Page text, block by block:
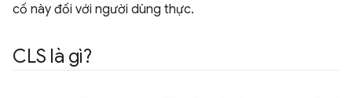
cố này đối với người dùng thực.
CLS là gì?